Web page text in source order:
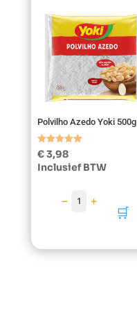
Polvilho Azedo Yoki 500g
Gewaardeerd
5.00
uit 5
€3,98
Inclusief BTW
− 1 +
🛒